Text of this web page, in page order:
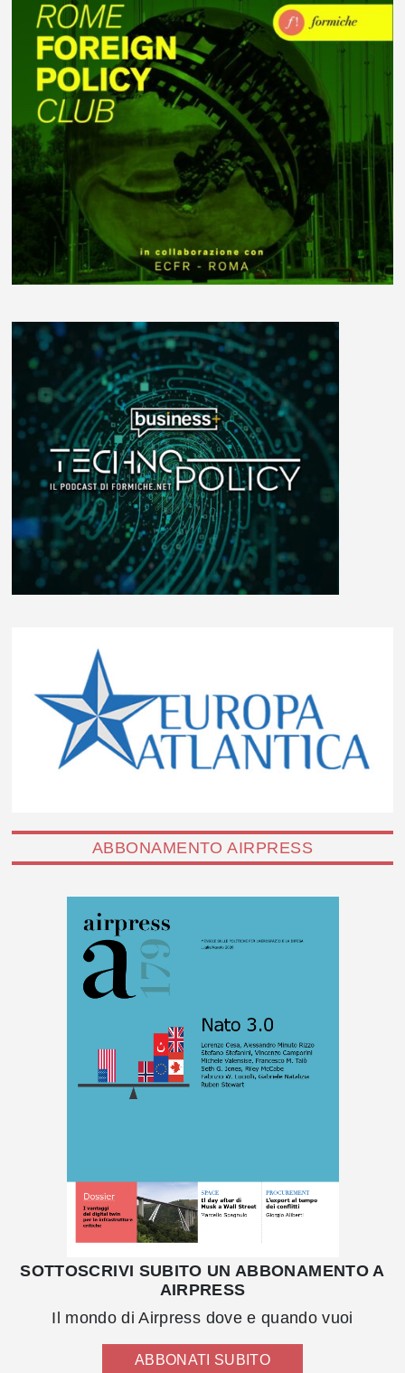
ABBONAMENTO AIRPRESS
SOTTOSCRIVI SUBITO UN ABBONAMENTO A
AIRPRESS
Il mondo di Airpress dove e quando vuoi
ABBONATI SUBITO